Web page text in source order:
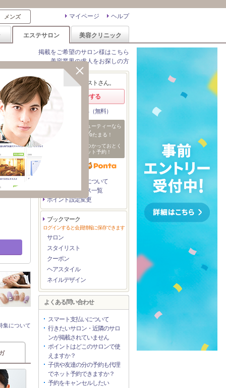
ヘルプ
マイページ
メンズ
エステサロン 美容クリニック
掲載をご希望のサロン様はこちら
美容業界の求人をお探しの方
エリア変更
日
付
を
指
定
集について
ようこそ、ゲストさん。
ログインする
会員登録する（無料）
ホットペッパービューティーなら
1%たまる！
ためたポイントをつかっておとく
にサロンをネット予約！
たまるポイントについて
つかえるサービス一覧
ポイント設定変更
ブックマーク
ログインすると会員情報に保存できます
サロン
スタイリスト
クーポン
ヘアスタイル
ネイルデザイン
よくある問い合わせ
スマート支払いについて
行きたいサロン・近隣のサロ
ンが掲載されていません
ポイントはどこのサロンで使
えますか？
子供や友達の分の予約も代理
でネット予約できますか？
予約をキャンセルしたい